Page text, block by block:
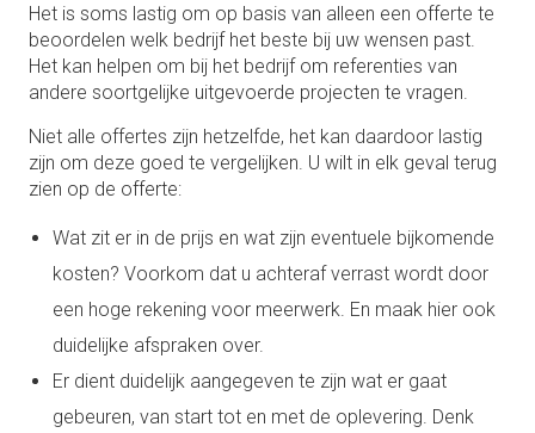
Het is soms lastig om op basis van alleen een offerte te
beoordelen welk bedrijf het beste bij uw wensen past.
Het kan helpen om bij het bedrijf om referenties van
andere soortgelijke uitgevoerde projecten te vragen.
Niet alle offertes zijn hetzelfde, het kan daardoor lastig
zijn om deze goed te vergelijken. U wilt in elk geval terug
zien op de offerte:
Wat zit er in de prijs en wat zijn eventuele bijkomende
kosten? Voorkom dat u achteraf verrast wordt door
een hoge rekening voor meerwerk. En maak hier ook
duidelijke afspraken over.
Er dient duidelijk aangegeven te zijn wat er gaat
gebeuren, van start tot en met de oplevering. Denk